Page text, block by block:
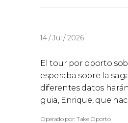
14 / Jul / 2026
El tour por oporto
esperaba sobre la
diferentes datos
guia, Enrique, que
Operado por: Take Oporto